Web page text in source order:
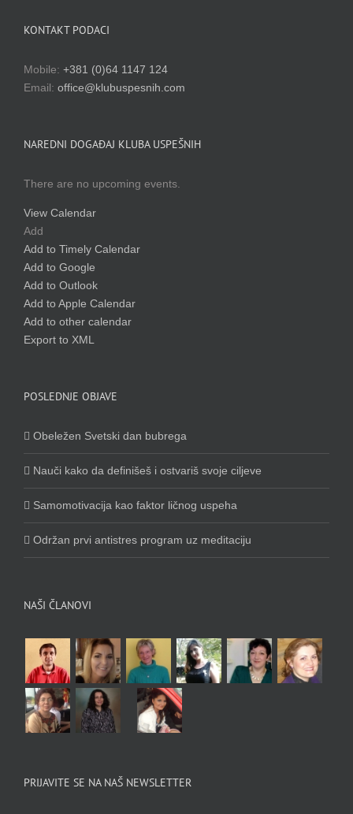
KONTAKT PODACI
Mobile: +381 (0)64 1147 124
Email: office@klubuspesnih.com
NAREDNI DOGAĐAJ KLUBA USPEŠNIH
There are no upcoming events.
View Calendar
Add
Add to Timely Calendar
Add to Google
Add to Outlook
Add to Apple Calendar
Add to other calendar
Export to XML
POSLEDNJE OBJAVE
Obeležen Svetski dan bubrega
Nauči kako da definišeš i ostvariš svoje ciljeve
Samomotivacija kao faktor ličnog uspeha
Održan prvi antistres program uz meditaciju
NAŠI ČLANOVI
PRIJAVITE SE NA NAŠ NEWSLETTER